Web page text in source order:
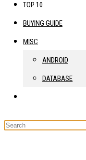
TOP 10
BUYING GUIDE
MISC
ANDROID
DATABASE
SEARCH